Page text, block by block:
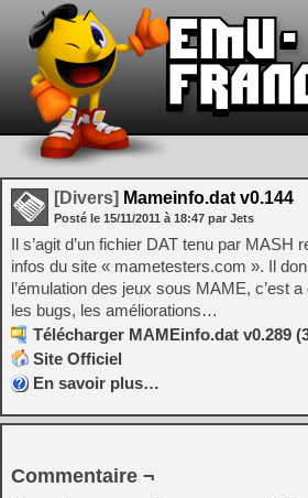
[Divers] Mameinfo.dat v0.144
Posté le 15/11/2011 à 18:47 par Jets
Il s’agit d’un fichier DAT tenu par MASH
infos du site « mametesters.com ». Il
l’émulation des jeux sous MAME, c’est
les bugs, les améliorations…
Télécharger MAMEinfo.dat v0.289
Site Officiel
En savoir plus…
Commentaire ¬